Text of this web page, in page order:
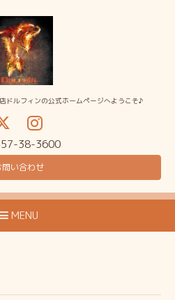
ドルフィンの公式ホームページへようこそ♪
38-3600
問い合わせ
MENU